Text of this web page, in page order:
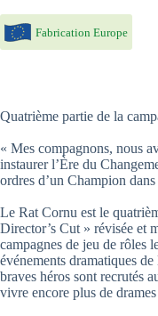
Fabrication Europe
Quatrième partie de la
« Mes compagnons, nous
instaurer l’Ère du
ordres d’un Champion
Le Rat Cornu est le
Director’s Cut » révisée et
campagnes de jeu de rôles
événements dramatiques
braves héros sont recrutés
vivre encore plus de